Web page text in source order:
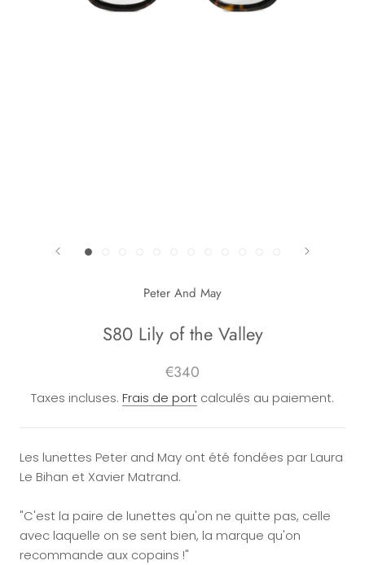
Peter And May
S80 Lily of the Valley
€340
Taxes incluses. Frais de port calculés au paiement.
Les lunettes Peter and May ont été fondées par Laura
Le Bihan et Xavier Matrand.
"C'est la paire de lunettes qu'on ne quitte pas, celle
avec laquelle on se sent bien, la marque qu'on
recommande aux copains !"